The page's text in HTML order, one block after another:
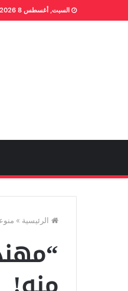
السبت, أغسطس 8 2026
الرئيسية »